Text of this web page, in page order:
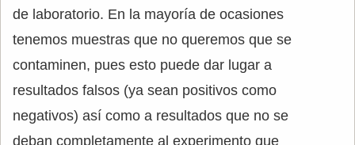
de laboratorio. En la mayoría de ocasiones
tenemos muestras que no queremos que se
contaminen, pues esto puede dar lugar a
resultados falsos (ya sean positivos como
negativos) así como a resultados que no se
deban completamente al experimento que